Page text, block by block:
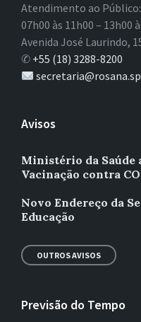
Atendimento ao Público:
07h00 às 11h00 – 13h00
Avenida José Laurindo,
✆ +55 (18) 3288-8200
Avisos
Ministério da Saúde
Vacinação contra
Novo Endereço da
Educação
OUTROS AVISOS
Previsão do Tempo